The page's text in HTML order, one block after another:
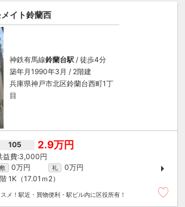
イト鈴蘭西
神鉄有馬線鈴蘭台駅/ 徒歩4分
築年月1990年3月 / 2階建
兵庫県神戸市北区鈴蘭台西町1丁
目
105 2.9万円
3,000円
敷 0万円 礼
0万円
1K（17.01ｍ 2）
メ！駅近・買物便利・駅ビル内に区役所有！